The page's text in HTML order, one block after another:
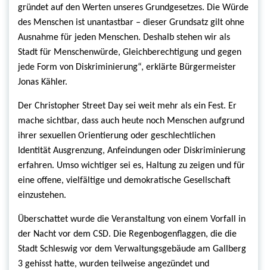
gründet auf den Werten unseres Grundgesetzes. Die Würde
des Menschen ist unantastbar – dieser Grundsatz gilt ohne
Ausnahme für jeden Menschen. Deshalb stehen wir als
Stadt für Menschenwürde, Gleichberechtigung und gegen
jede Form von Diskriminierung“, erklärte Bürgermeister
Jonas Kähler.
Der Christopher Street Day sei weit mehr als ein Fest. Er
mache sichtbar, dass auch heute noch Menschen aufgrund
ihrer sexuellen Orientierung oder geschlechtlichen
Identität Ausgrenzung, Anfeindungen oder Diskriminierung
erfahren. Umso wichtiger sei es, Haltung zu zeigen und für
eine offene, vielfältige und demokratische Gesellschaft
einzustehen.
Überschattet wurde die Veranstaltung von einem Vorfall in
der Nacht vor dem CSD. Die Regenbogenflaggen, die die
Stadt Schleswig vor dem Verwaltungsgebäude am Gallberg
3 gehisst hatte, wurden teilweise angezündet und